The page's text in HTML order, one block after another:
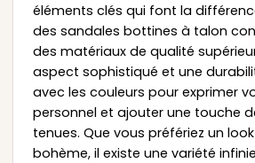
éléments clés qui font la
des sandales bottines à talon
des matériaux de qualité
aspect sophistiqué et une
avec les couleurs pour exprimer
personnel et ajouter une touche
tenues. Que vous préfériez un
bohème, il existe une variété